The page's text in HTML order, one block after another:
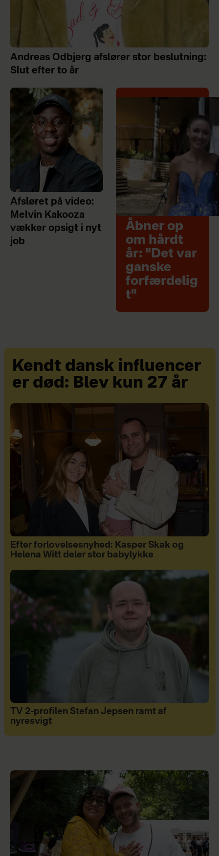
Andreas Odbjerg afslører stor beslutning:
Slut efter to år
Afsløret på video:
Melvin Kakooza
vækker opsigt i nyt
job
Åbner op
om hårdt
år: "Det var
ganske
forfærdelig
t"
Kendt dansk influencer
er død: Blev kun 27 år
Efter forlovelsesnyhed: Kasper Skak og
Helena Witt deler stor babylykke
TV 2-profilen Stefan Jepsen ramt af
nyresvigt